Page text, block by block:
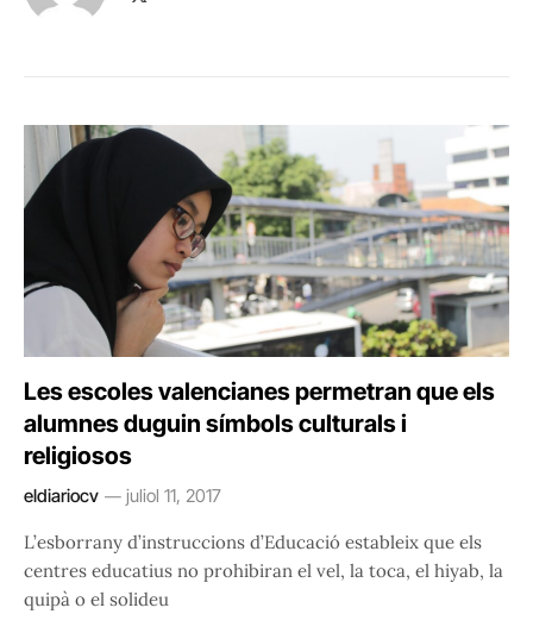
Les escoles valencianes permetran que els
alumnes duguin símbols culturals i
religiosos
eldiariocv juliol 11, 2017
L’esborrany d’instruccions d’Educació estableix que els
centres educatius no prohibiran el vel, la toca, el hiyab, la
quipà o el solideu